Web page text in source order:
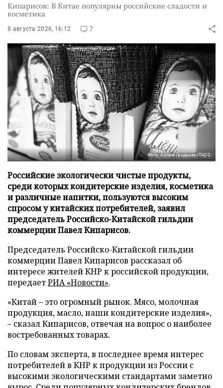
Кипарисов: В Китае популярны российские сладости и
косметика
8 августа 2026, 16:12 7
Фото: Артем Геодакян/ТАСС
Российские экологически чистые продукты,
среди которых кондитерские изделия, косметика
и различные напитки, пользуются высоким
спросом у китайских потребителей, заявил
председатель Российско-Китайской гильдии
коммерции Павел Кипарисов.
Председатель Российско-Китайской гильдии
коммерции Павел Кипарисов рассказал об
интересе жителей КНР к российской продукции,
передаетРИА «Новости».
«Китай – это огромный рынок. Мясо, молочная
продукция, масло, наши кондитерские изделия»,
– сказал Кипарисов, отвечая на вопрос о наиболее
востребованных товарах.
По словам эксперта, в последнее время интерес
потребителей в КНР к продукции из России с
высокими экологическими стандартами заметно